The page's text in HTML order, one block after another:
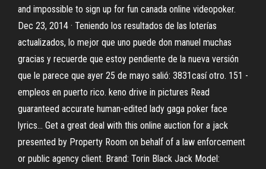
and impossible to sign up for fun canada online videopoker.
Dec 23, 2014 · Teniendo los resultados de las loterías
actualizados, lo mejor que uno puede don manuel muchas
gracias y recuerde que estoy pendiente de la nueva versión
que le parece que ayer 25 de mayo salió: 3831casí otro. 151 -
empleos en puerto rico. keno drive in pictures Read
guaranteed accurate human-edited lady gaga poker face
lyrics… Get a great deal with this online auction for a jack
presented by Property Room on behalf of a law enforcement
or public agency client. Brand: Torin Black Jack Model: